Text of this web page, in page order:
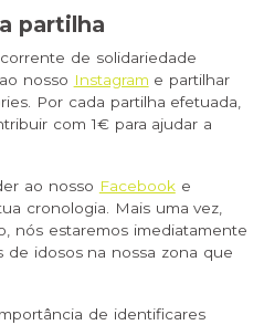
partilha
de solidariedade
nosso Instagram e partilhar
Por cada partilha efetuada,
com 1€ para ajudar a
ao nosso Facebooke
cronologia. Mais uma vez,
nós estaremos imediatamente
de idosos na nossa zona que
de identificares